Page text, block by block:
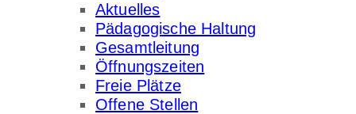
Aktuelles
Pädagogische Haltung
Gesamtleitung
Öffnungszeiten
Freie Plätze
Offene Stellen